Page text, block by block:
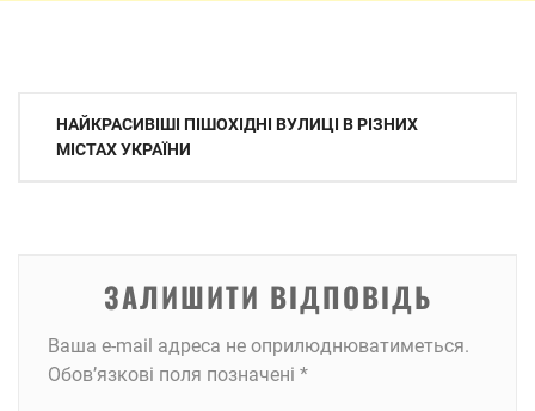
Навігація
записів
НАЙКРАСИВІШІ ПІШОХІДНІ ВУЛИЦІ В РІЗНИХ
МІСТАХ УКРАЇНИ
ЗАЛИШИТИ ВІДПОВІДЬ
Ваша e-mail адреса не оприлюднюватиметься.
Обов’язкові поля позначені *